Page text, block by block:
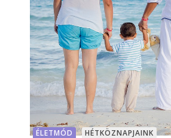
ÉLETMÓD HÉTKÖZNAPJAINK